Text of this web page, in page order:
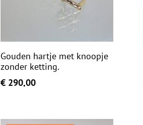
Gouden hartje met knoopje
zonder ketting.
€290,00